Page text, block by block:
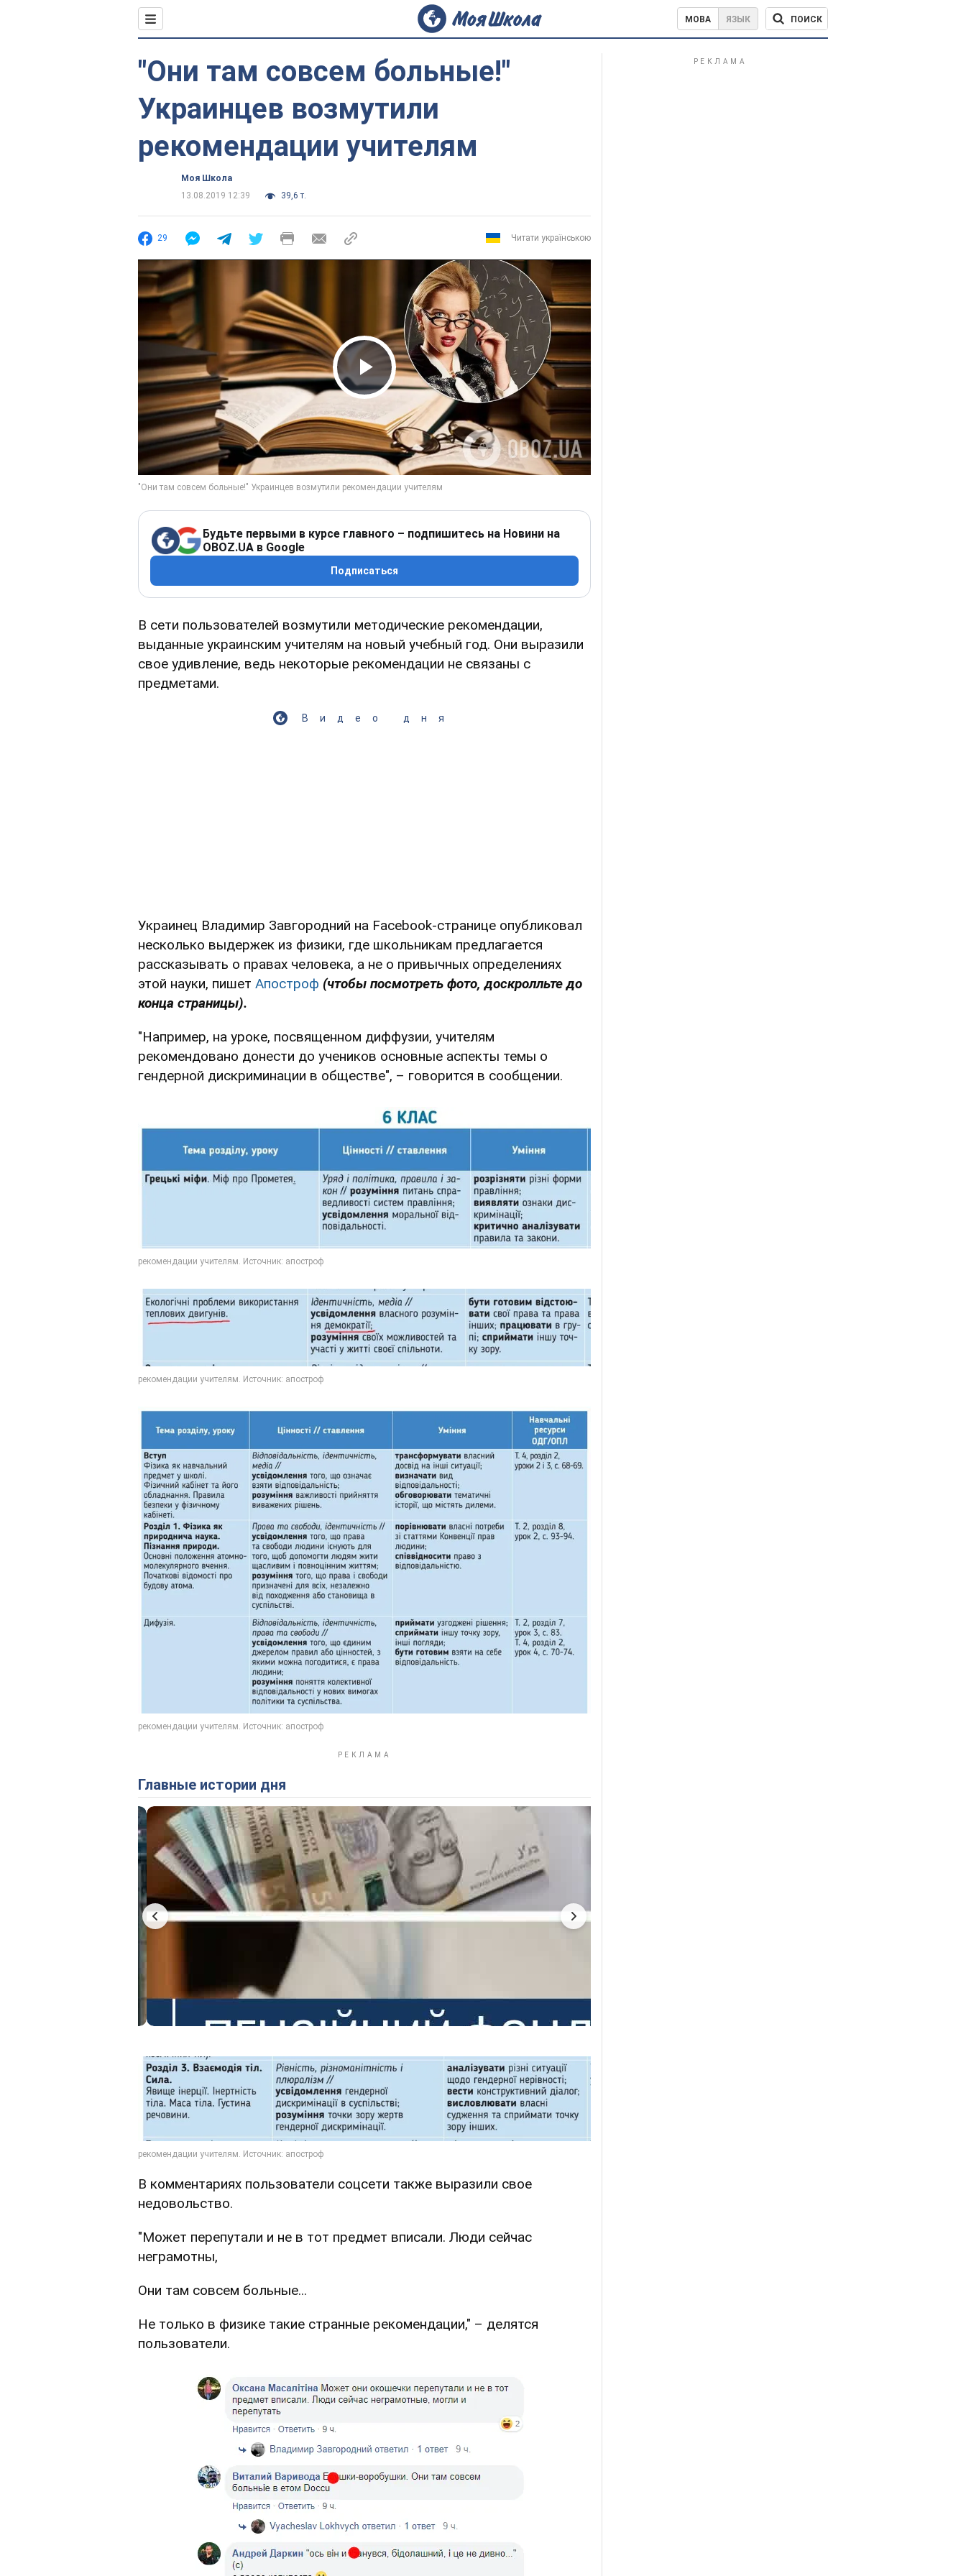
МОВА ЯЗЫК ПОИСК
"Они там совсем больные!"
Украинцев возмутили
рекомендации учителям
Моя Школа
13.08.2019 12:39
39,6 т.
29 Читати українською
Play Video
Будьте первыми в курсе главного – подпишитесь на Новини на
OBOZ.UA в Google
Подписаться
В сети пользователей возмутили методические рекомендации,
выданные украинским учителям на новый учебный год. Они выразили
свое удивление, ведь некоторые рекомендации не связаны с
предметами.
Видео дня
Украинец Владимир Завгородний на Facebook-странице опубликовал
несколько выдержек из физики, где школьникам предлагается
рассказывать о правах человека, а не о привычных определениях
этой науки, пишет Апостроф (чтобы посмотреть фото, доскролльте до
конца страницы).
"Например, на уроке, посвященном диффузии, учителям
рекомендовано донести до учеников основные аспекты темы о
гендерной дискриминации в обществе", – говорится в сообщении.
Главные истории дня
В комментариях пользователи соцсети также выразили свое
недовольство.
"Может перепутали и не в тот предмет вписали. Люди сейчас
неграмотны,
Они там совсем больные...
Не только в физике такие странные рекомендации," – делятся
пользователи.